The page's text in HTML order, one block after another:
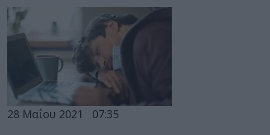
28 Μαΐου 2021 07:35